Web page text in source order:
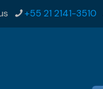
+55 21 2141-3510